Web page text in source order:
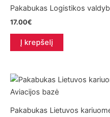
Pakabukas Logistikos
17.00€
Į krepšelį
Pakabukas Lietuvos